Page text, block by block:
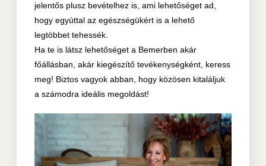
jelentős plusz bevételhez is, ami lehetőséget ad,
hogy egyúttal az egészségükért is a lehető
legtöbbet tehessék.
Ha te is látsz lehetőséget a Bemerben akár
főállásban, akár kiegészítő tevékenységként, keress
meg! Biztos vagyok abban, hogy közösen kitaláljuk
a számodra ideális megoldást!